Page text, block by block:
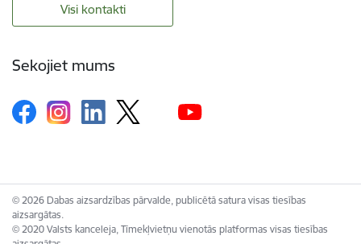
Visi kontakti
Sekojiet mums
© 2026 Dabas aizsardzības pārvalde, publicētā satura visas tiesības
aizsargātas.
© 2020 Valsts kanceleja, Tīmekļvietņu vienotās platformas visas tiesības